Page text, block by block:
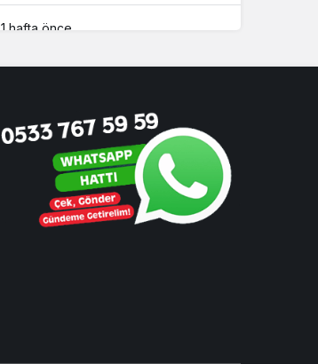
1 hafta önce
1 ay önce
CHP sıraları boş kaldı! Cumhur
İttifakı Beykoz’da hizmeti
aksattırmadı